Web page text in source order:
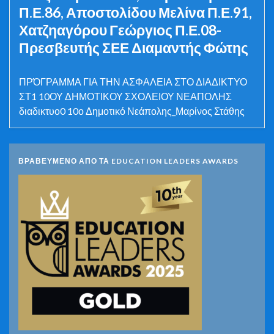
Π.Ε.86, Αποστολίδου Μελίνα Π.Ε.91,
Χατζηαγόρου Γεώργιος Π.Ε.08-
Πρεσβευτής ΣΕΕ Διαμαντής Φώτης
ΠΡΌΓΡΑΜΜΑ ΓΙΑ ΤΗΝ ΑΣΦΑΛΕΙΑ ΣΤΟ ΔΙΑΔΙΚΤΥΟ
ΣΤ1 10ΟΥ ΔΗΜΟΤΙΚΟΥ ΣΧΟΛΕΙΟΥ ΝΕΑΠΟΛΗΣ
διαδικτυο0 10ο Δημοτικό Νεάπολης_Μαρίνος Στάθης
ΒΡΑΒΕΥΜΕΝΟ ΑΠΟ ΤΑ EDUCATION LEADERS AWARDS